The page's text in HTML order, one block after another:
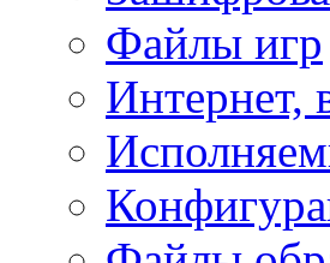
Файлы игр
Интернет,